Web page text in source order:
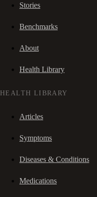
Stories
Benchmarks
About
Health Library
HEALTH LIBRARY
Articles
Symptoms
Diseases & Conditions
Medications